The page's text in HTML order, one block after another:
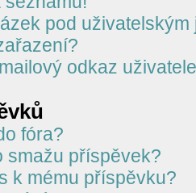
pod uživatelským
odkaz
fóra?
smažu příspěvek?
k mému příspěvku?